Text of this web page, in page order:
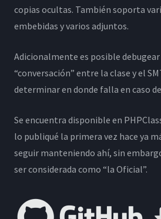
copias ocultas. También soporta
embebidas y varios adjuntos.
Adicionalmente es posible
“conversación” entre la clase y el
determinar en donde falla en caso
Se encuentra disponible en
lo publiqué la primera vez hace ya
seguir manteniendo ahí, sin
ser considerada como “la Oficial”.